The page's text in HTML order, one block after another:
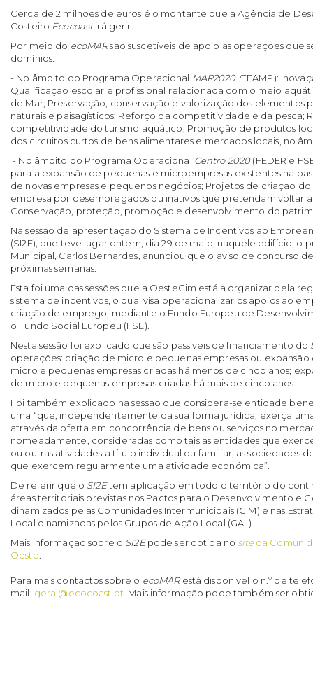
Cerca de 2 milhões de euros é o montante que a Agência de
Costeiro Ecocoastirá gerir.
Por meio do ecoMARsão suscetíveis de apoio as operações que
domínios:
- No âmbito do Programa Operacional MAR2020 (FEAMP):
Qualificação escolar e profissional relacionada com o meio
de Mar; Preservação, conservação e valorização dos elementos
naturais e paisagísticos; Reforço da competitividade e da pesca;
competitividade do turismo aquático; Promoção de produtos
dos circuitos curtos de bens alimentares e mercados locais, no
- No âmbito do Programa Operacional Centro 2020(FEDER e
para a expansão de pequenas e microempresas existentes na
de novas empresas e pequenos negócios; Projetos de criação
empresa por desempregados ou inativos que pretendam voltar
Conservação, proteção, promoção e desenvolvimento do
Na sessão de apresentação do Sistema de Incentivos ao
(SI2E), que teve lugar ontem, dia 29 de maio, naquele edifício, o
Municipal, Carlos Bernardes, anunciou que o aviso de concurso
próximas semanas.
Esta foi uma das sessões que a OesteCim está a organizar pela
sistema de incentivos, o qual visa operacionalizar os apoios ao
criação de emprego, mediante o Fundo Europeu de
o Fundo Social Europeu (FSE).
Nesta sessão foi explicado que são passíveis de financiamento do
operações: criação de micro e pequenas empresas ou
micro e pequenas empresas criadas há menos de cinco anos;
de micro e pequenas empresas criadas há mais de cinco anos.
Foi também explicado na sessão que considera-se entidade
uma “que, independentemente da sua forma jurídica, exerça
através da oferta em concorrência de bens ou serviços no
nomeadamente, consideradas como tais as entidades que
ou outras atividades a título individual ou familiar, as sociedades
que exercem regularmente uma atividade económica”.
De referir que o SI2Etem aplicação em todo o território do
áreas territoriais previstas nos Pactos para o Desenvolvimento e
dinamizados pelas Comunidades Intermunicipais (CIM) e nas
Local dinamizadas pelos Grupos de Ação Local (GAL).
Mais informação sobre o SI2Epode ser obtida no siteda
Oeste
Para mais contactos sobre o ecoMARestá disponível o n.º de
mail: geral@ecocoast.pt . Mais informação pode também ser